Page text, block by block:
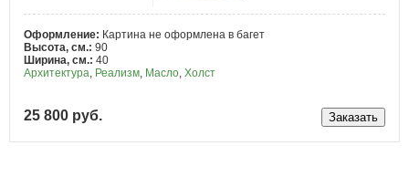
Оформление: Картина не оформлена в багет
Высота, см.: 90
Ширина, см.: 40
Архитектура, Реализм, Масло, Холст
25 800 руб.